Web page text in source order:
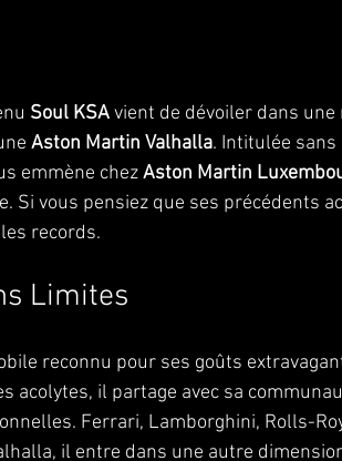
Soul KSA vient de dévoiler dans une
Aston Martin Valhalla. Intitulée
emmène chez Aston Martin
Si vous pensiez que ses précédents
records.
Limites
reconnu pour ses goûts
acolytes, il partage avec sa
Ferrari, Lamborghini, Rolls-
il entre dans une autre